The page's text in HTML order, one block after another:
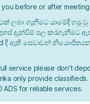
before or after
ලබා ගැනීමට යාමේදී
දැන්වීම් පල කරගැනීමට
දී ඇති සෙවාවන්
service please don't
only provide
ADS for reliable services.